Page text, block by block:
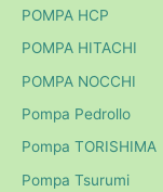
POMPA HCP
POMPA HITACHI
POMPA NOCCHI
Pompa Pedrollo
Pompa TORISHIMA
Pompa Tsurumi